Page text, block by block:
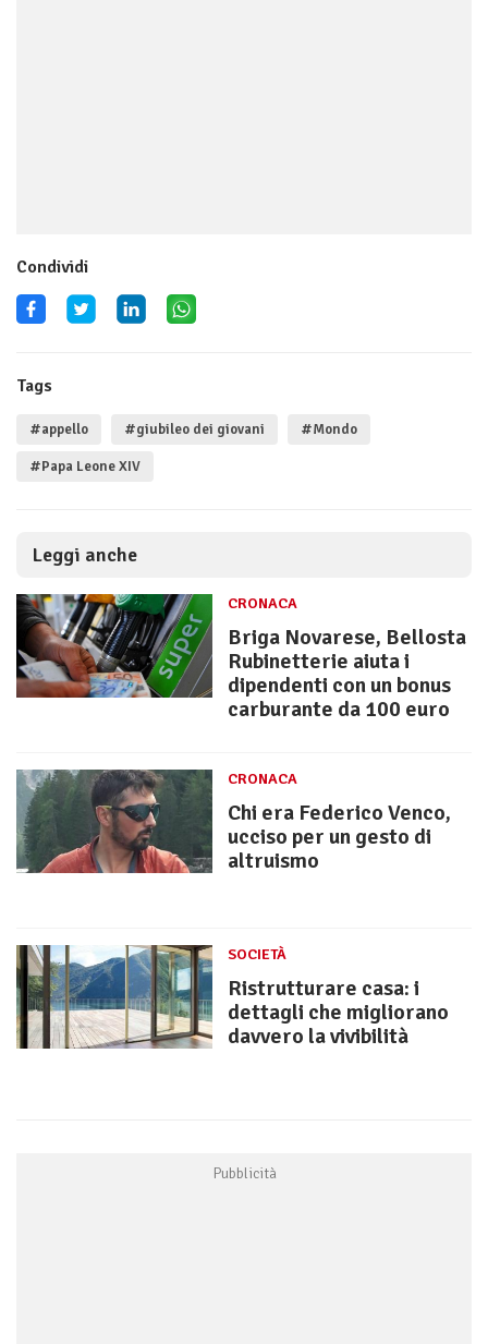
Condividi
Tags
#appello #giubileo dei giovani #Mondo
#Papa Leone XIV
Leggi anche
CRONACA
Briga Novarese, Bellosta
Rubinetterie aiuta i
dipendenti con un bonus
carburante da 100 euro
CRONACA
Chi era Federico Venco,
ucciso per un gesto di
altruismo
SOCIETÀ
Ristrutturare casa: i
dettagli che migliorano
davvero la vivibilità